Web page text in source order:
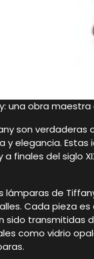
una obra
son
y elegancia.
finales del siglo
lámparas de
Cada pieza
sido transmitidas
como vidrio